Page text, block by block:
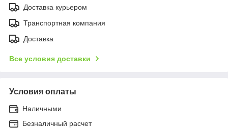
Доставка курьером
Транспортная компания
Доставка
Все условия доставки
Условия оплаты
Наличными
Безналичный расчет